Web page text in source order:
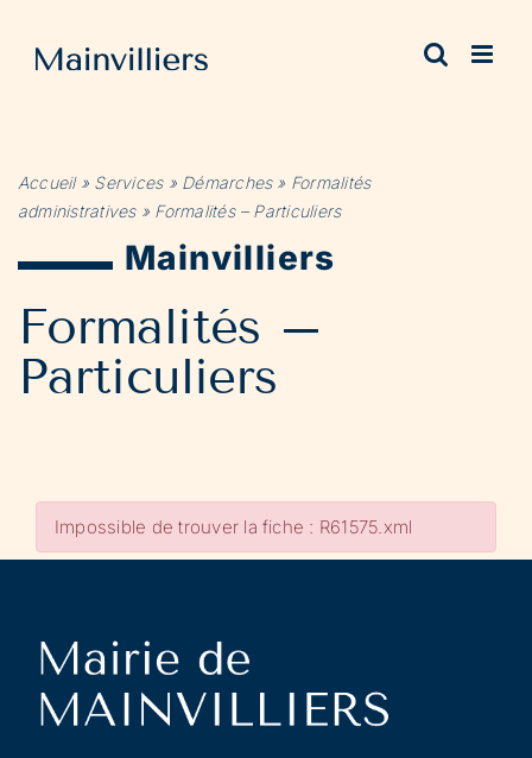
contenu
Accueil» Services» Démarches» Formalités
administratives» Formalités – Particuliers
Mainvilliers
Formalités –
Particuliers
Impossible de trouver la fiche : R61575.xml